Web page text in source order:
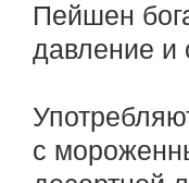
Пейшен
давление и
с